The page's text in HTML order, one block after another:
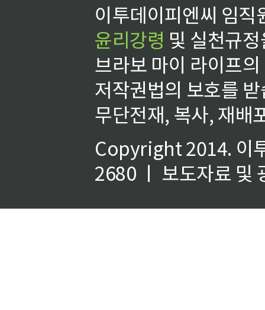
이투데이피엔씨 임
윤리강령 및 실천규
브라보 마이 라이프
저작권법의 보호를
무단전재, 복사, 재배
Copyright 2014. 이
2680 ㅣ 보도자료